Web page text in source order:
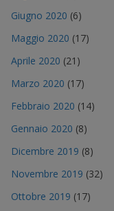
Giugno 2020 (6)
Maggio 2020 (17)
Aprile 2020 (21)
Marzo 2020 (17)
Febbraio 2020 (14)
Gennaio 2020 (8)
Dicembre 2019 (8)
Novembre 2019 (32)
Ottobre 2019 (17)